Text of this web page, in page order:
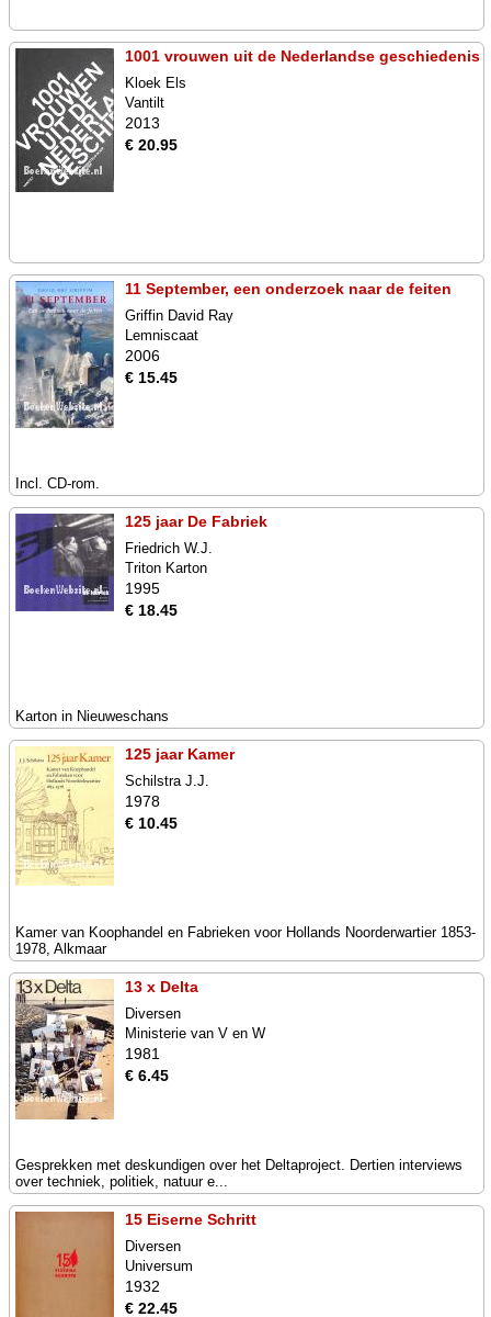
1001 vrouwen uit de Nederlandse geschiedenis
Kloek Els
Vantilt
2013
€ 20.95
11 September, een onderzoek naar de feiten
Griffin David Ray
Lemniscaat
2006
€ 15.45
Incl. CD-rom.
125 jaar De Fabriek
Friedrich W.J.
Triton Karton
1995
€ 18.45
Karton in Nieuweschans
125 jaar Kamer
Schilstra J.J.
1978
€ 10.45
Kamer van Koophandel en Fabrieken voor Hollands Noorderwartier 1853-
1978, Alkmaar
13 x Delta
Diversen
Ministerie van V en W
1981
€ 6.45
Gesprekken met deskundigen over het Deltaproject. Dertien interviews
over techniek, politiek, natuur e...
15 Eiserne Schritt
Diversen
Universum
1932
€ 22.45